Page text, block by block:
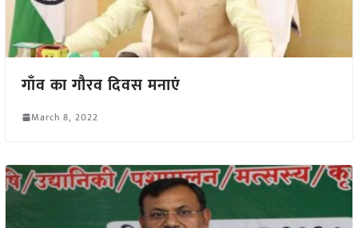
गाँव का गौरव दिवस मनाएं
March 8, 2022